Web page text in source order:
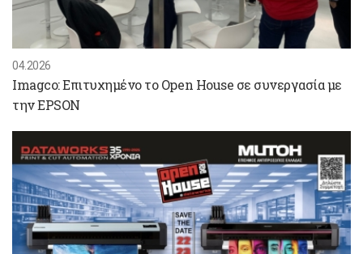
04.2026
Imagco: Επιτυχημένο το Open House σε συνεργασία με
την EPSON